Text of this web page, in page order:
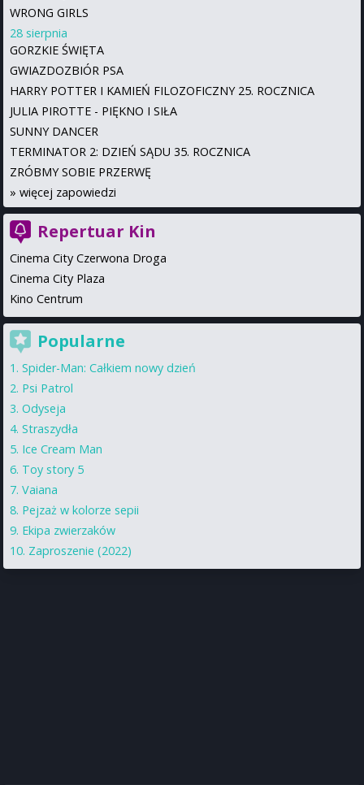
WRONG GIRLS
28 sierpnia
GORZKIE ŚWIĘTA
GWIAZDOZBIÓR PSA
HARRY POTTER I KAMIEŃ FILOZOFICZNY 25. ROCZNICA
JULIA PIROTTE - PIĘKNO I SIŁA
SUNNY DANCER
TERMINATOR 2: DZIEŃ SĄDU 35. ROCZNICA
ZRÓBMY SOBIE PRZERWĘ
» więcej zapowiedzi
Repertuar Kin
Cinema City Czerwona Droga
Cinema City Plaza
Kino Centrum
Popularne
Spider-Man: Całkiem nowy dzień
Psi Patrol
Odyseja
Straszydła
Ice Cream Man
Toy story 5
Vaiana
Pejzaż w kolorze sepii
Ekipa zwierzaków
Zaproszenie (2022)